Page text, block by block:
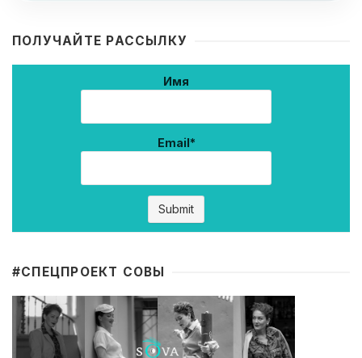
ПОЛУЧАЙТЕ РАССЫЛКУ
Имя
Email*
#CПЕЦПРОЕКТ СОВЫ